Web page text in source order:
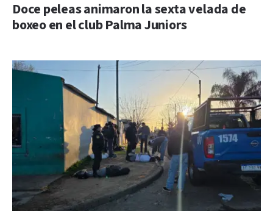
Doce peleas animaron la sexta velada de
boxeo en el club Palma Juniors